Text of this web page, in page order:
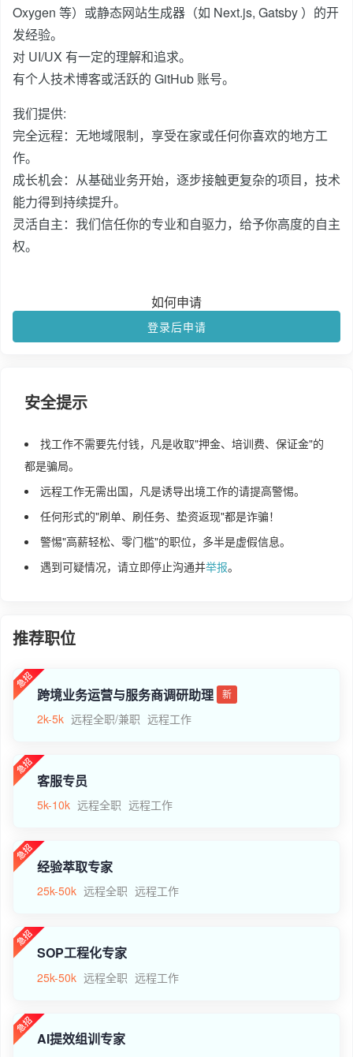
Oxygen 等）或静态网站生成器（如 Next.js, Gatsby ）的开
发经验。
对 UI/UX 有一定的理解和追求。
有个人技术博客或活跃的 GitHub 账号。
我们提供:
完全远程：无地域限制，享受在家或任何你喜欢的地方工
作。
成长机会：从基础业务开始，逐步接触更复杂的项目，技术
能力得到持续提升。
灵活自主：我们信任你的专业和自驱力，给予你高度的自主
权。
如何申请
登录后申请
安全提示
找工作不需要先付钱，凡是收取"押金、培训费、保证金"的
都是骗局。
远程工作无需出国，凡是诱导出境工作的请提高警惕。
任何形式的"刷单、刷任务、垫资返现"都是诈骗！
警惕"高薪轻松、零门槛"的职位，多半是虚假信息。
遇到可疑情况，请立即停止沟通并举报。
推荐职位
跨境业务运营与服务商调研助理 新
2k-5k 远程全职/兼职 远程工作
客服专员
5k-10k 远程全职 远程工作
经验萃取专家
25k-50k 远程全职 远程工作
SOP工程化专家
25k-50k 远程全职 远程工作
AI提效组训专家